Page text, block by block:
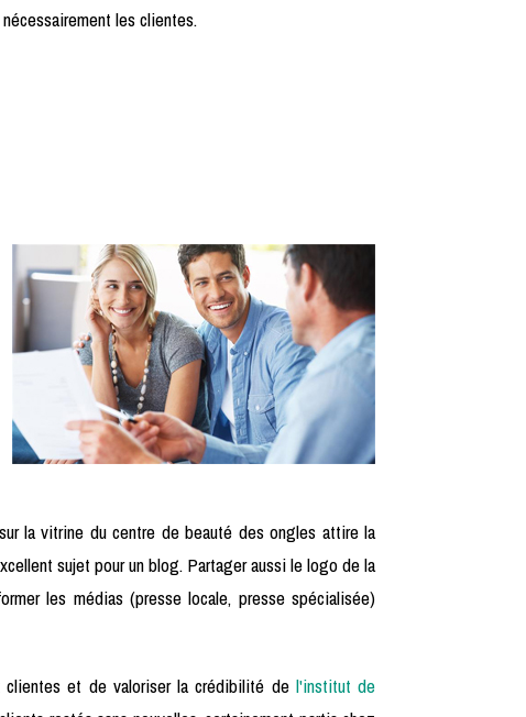
les clientes.
la vitrine du centre de beauté des ongles attire la
sujet pour un blog. Partager aussi le logo de la
les médias (presse locale, presse spécialisée)
clientes et de valoriser la crédibilité de l'institut de